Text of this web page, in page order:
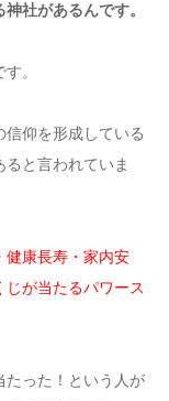
社があるんです。
。
仰を形成している
と言われていま
健康長寿・家内安
が当たるパワース
たった！という人が